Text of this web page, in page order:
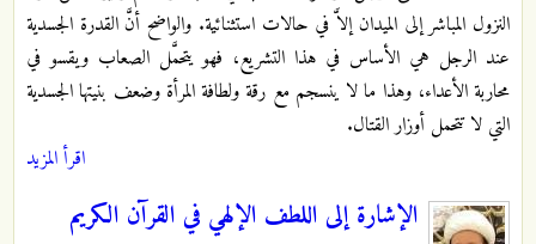
النزول المباشر إلى الميدان إلاَّ في حالات استثنائية. والواضح أنَّ القدرة الجسدية
عند الرجل هي الأساس في هذا التشريع، فهو يتحمَّل الصعاب ويقسو في
محاربة الأعداء، وهذا ما لا ينسجم مع رقة ولطافة المرأة وضعف بنيتها الجسدية
التي لا تتحمل أوزار القتال.
اقرأ المزيد
الإشارة إلى اللطف الإلهي في القرآن الكريم